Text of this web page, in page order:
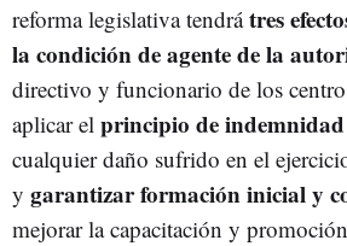
reforma legislativa tendrátres
la condición de agente de la
directivo y funcionario de los
aplicar el principio de indemnidad
cualquier daño sufrido en el
y garantizar formación inicial y
mejorar la capacitación y